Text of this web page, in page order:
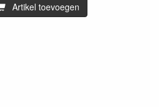
Artikel toevoegen